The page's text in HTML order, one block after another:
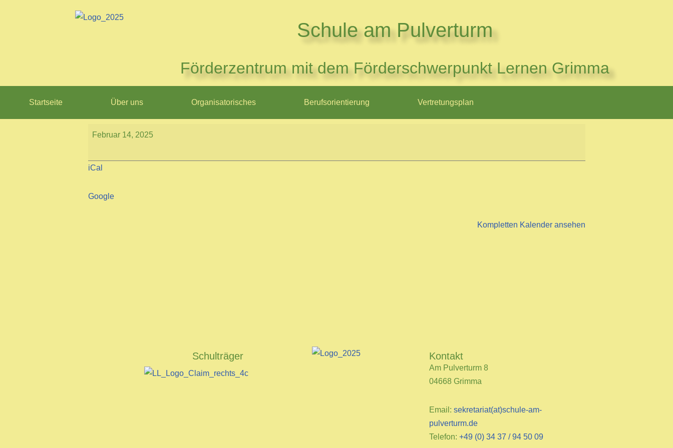
Schule am Pulverturm
Förderzentrum mit dem Förderschwerpunkt Lernen Grimma
Startseite Über uns Organisatorisches Berufsorientierung Vertretungsplan
Februar 14, 2025
iCal
Google
Kompletten Kalender ansehen
Schulträger Kontakt
Am Pulverturm 8
04668 Grimma
Email:sekretariat(at)schule-am-
pulverturm.de
Telefon:+49 (0) 34 37 / 94 50 09